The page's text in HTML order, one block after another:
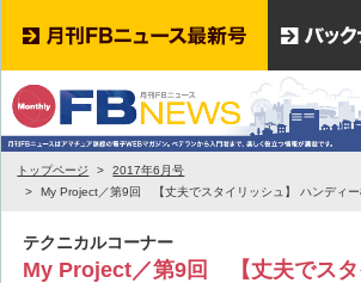
トップページ
2017年6月号
My Project／第9回 【丈夫でスタイリッシュ】 ハンディ
テクニカルコーナー
My Project／第9回 【丈夫でスタ